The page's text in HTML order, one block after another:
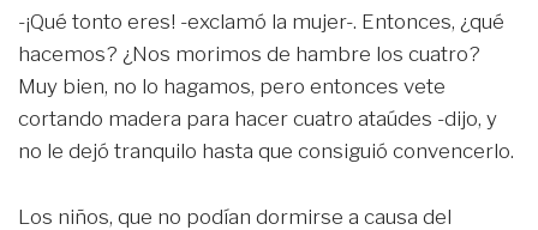
-¡Qué tonto eres! -exclamó la mujer-. Entonces, ¿qué
hacemos? ¿Nos morimos de hambre los cuatro?
Muy bien, no lo hagamos, pero entonces vete
cortando madera para hacer cuatro ataúdes -dijo, y
no le dejó tranquilo hasta que consiguió convencerlo.
Los niños, que no podían dormirse a causa del